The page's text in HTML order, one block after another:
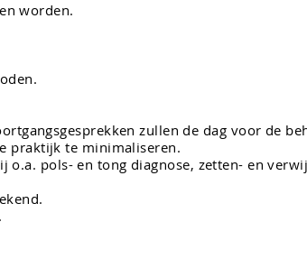
worden.
zullen de dag voor de
praktijk te minimaliseren.
pols- en tong diagnose, zetten- en